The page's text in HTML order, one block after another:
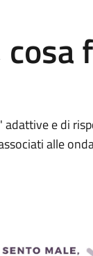
e di
alle